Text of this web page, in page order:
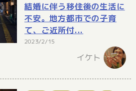
結婚に伴う移住後の生活に
不安。地方都市での子育
て、ご近所付...
2023/2/15
イケト